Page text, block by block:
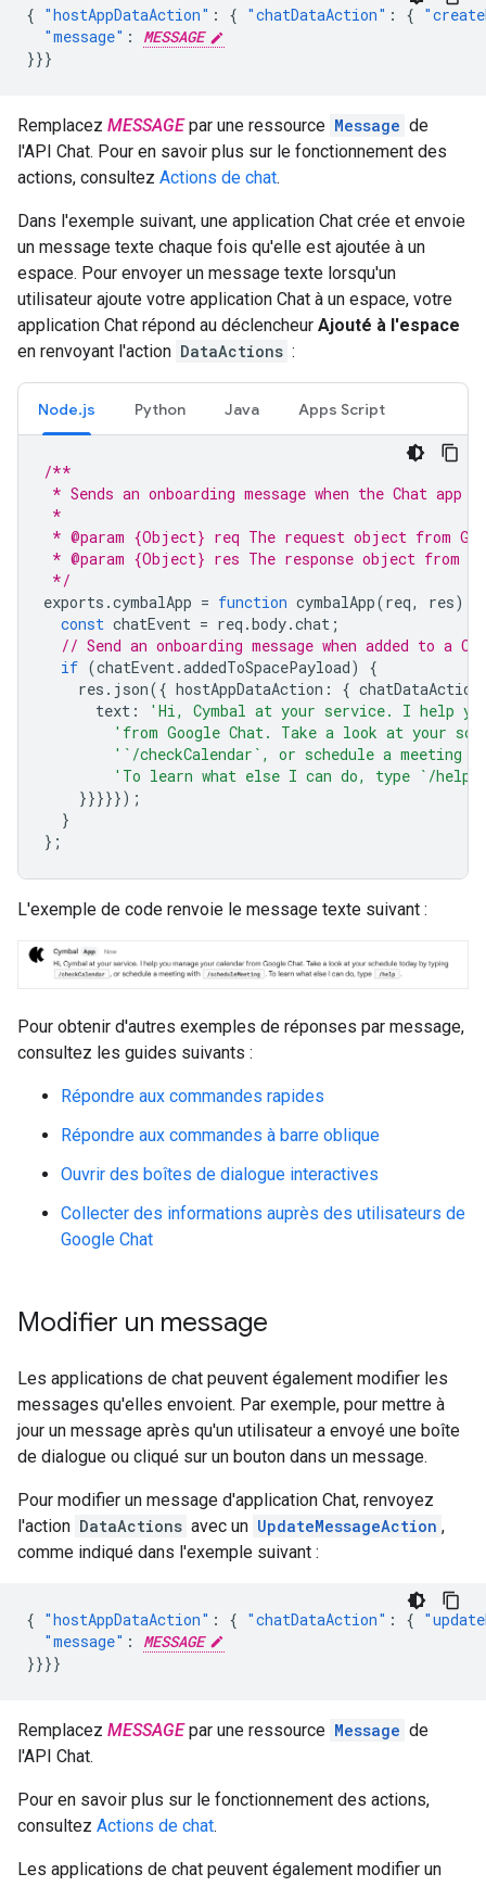
{ "hostAppDataAction" : { "chatDataAction" : {
"message" :
MESSAGE
}}}
Remplacez MESSAGEpar une ressource Message de
l'API Chat. Pour en savoir plus sur le fonctionnement des
actions, consultez Actions de chat.
Dans l'exemple suivant, une application Chat crée et envoie
un message texte chaque fois qu'elle est ajoutée à un
espace. Pour envoyer un message texte lorsqu'un
utilisateur ajoute votre application Chat à un espace, votre
application Chat répond au déclencheur Ajouté à l'espace
en renvoyant l'action DataActions :
Node.js Python Java Apps Script
/**
* Sends an onboarding message when the Chat app
*
* @param {Object} req The request object from
* @param {Object} res The response object from
*/
exports .cymbalApp = function cymbalApp(req, res)
const chatEvent = req .body.chat ;
// Send an onboarding message when added to a
if (chatEvent.addedToSpacePayload)
{
res . json({ hostAppDataAction : { chatDataAction
text :
'Hi, Cymbal at your service. I help
'from Google Chat. Take a look at your
'`/checkCalendar`, or schedule a meeting
'To learn what else I can do, type `/
}}}}});
}
};
L'exemple de code renvoie le message texte suivant :
Pour obtenir d'autres exemples de réponses par message,
consultez les guides suivants :
Répondre aux commandes rapides
Répondre aux commandes à barre oblique
Ouvrir des boîtes de dialogue interactives
Collecter des informations auprès des utilisateurs de
Google Chat
Modifier un message
Les applications de chat peuvent également modifier les
messages qu'elles envoient. Par exemple, pour mettre à
jour un message après qu'un utilisateur a envoyé une boîte
de dialogue ou cliqué sur un bouton dans un message.
Pour modifier un message d'application Chat, renvoyez
l'action DataActions avec un UpdateMessageAction ,
comme indiqué dans l'exemple suivant :
{ "hostAppDataAction" : { "chatDataAction" : {
"message" :
MESSAGE
}}}}
Remplacez MESSAGEpar une ressource Message de
l'API Chat.
Pour en savoir plus sur le fonctionnement des actions,
consultez Actions de chat.
Les applications de chat peuvent également modifier un